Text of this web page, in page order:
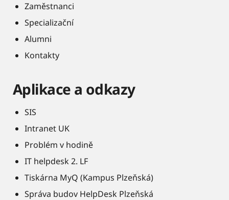
Zaměstnanci
Specializační
Alumni
Kontakty
Aplikace a odkazy
SIS
Intranet UK
Problém v hodině
IT helpdesk 2. LF
Tiskárna MyQ (Kampus Plzeňská)
Správa budov HelpDesk Plzeňská